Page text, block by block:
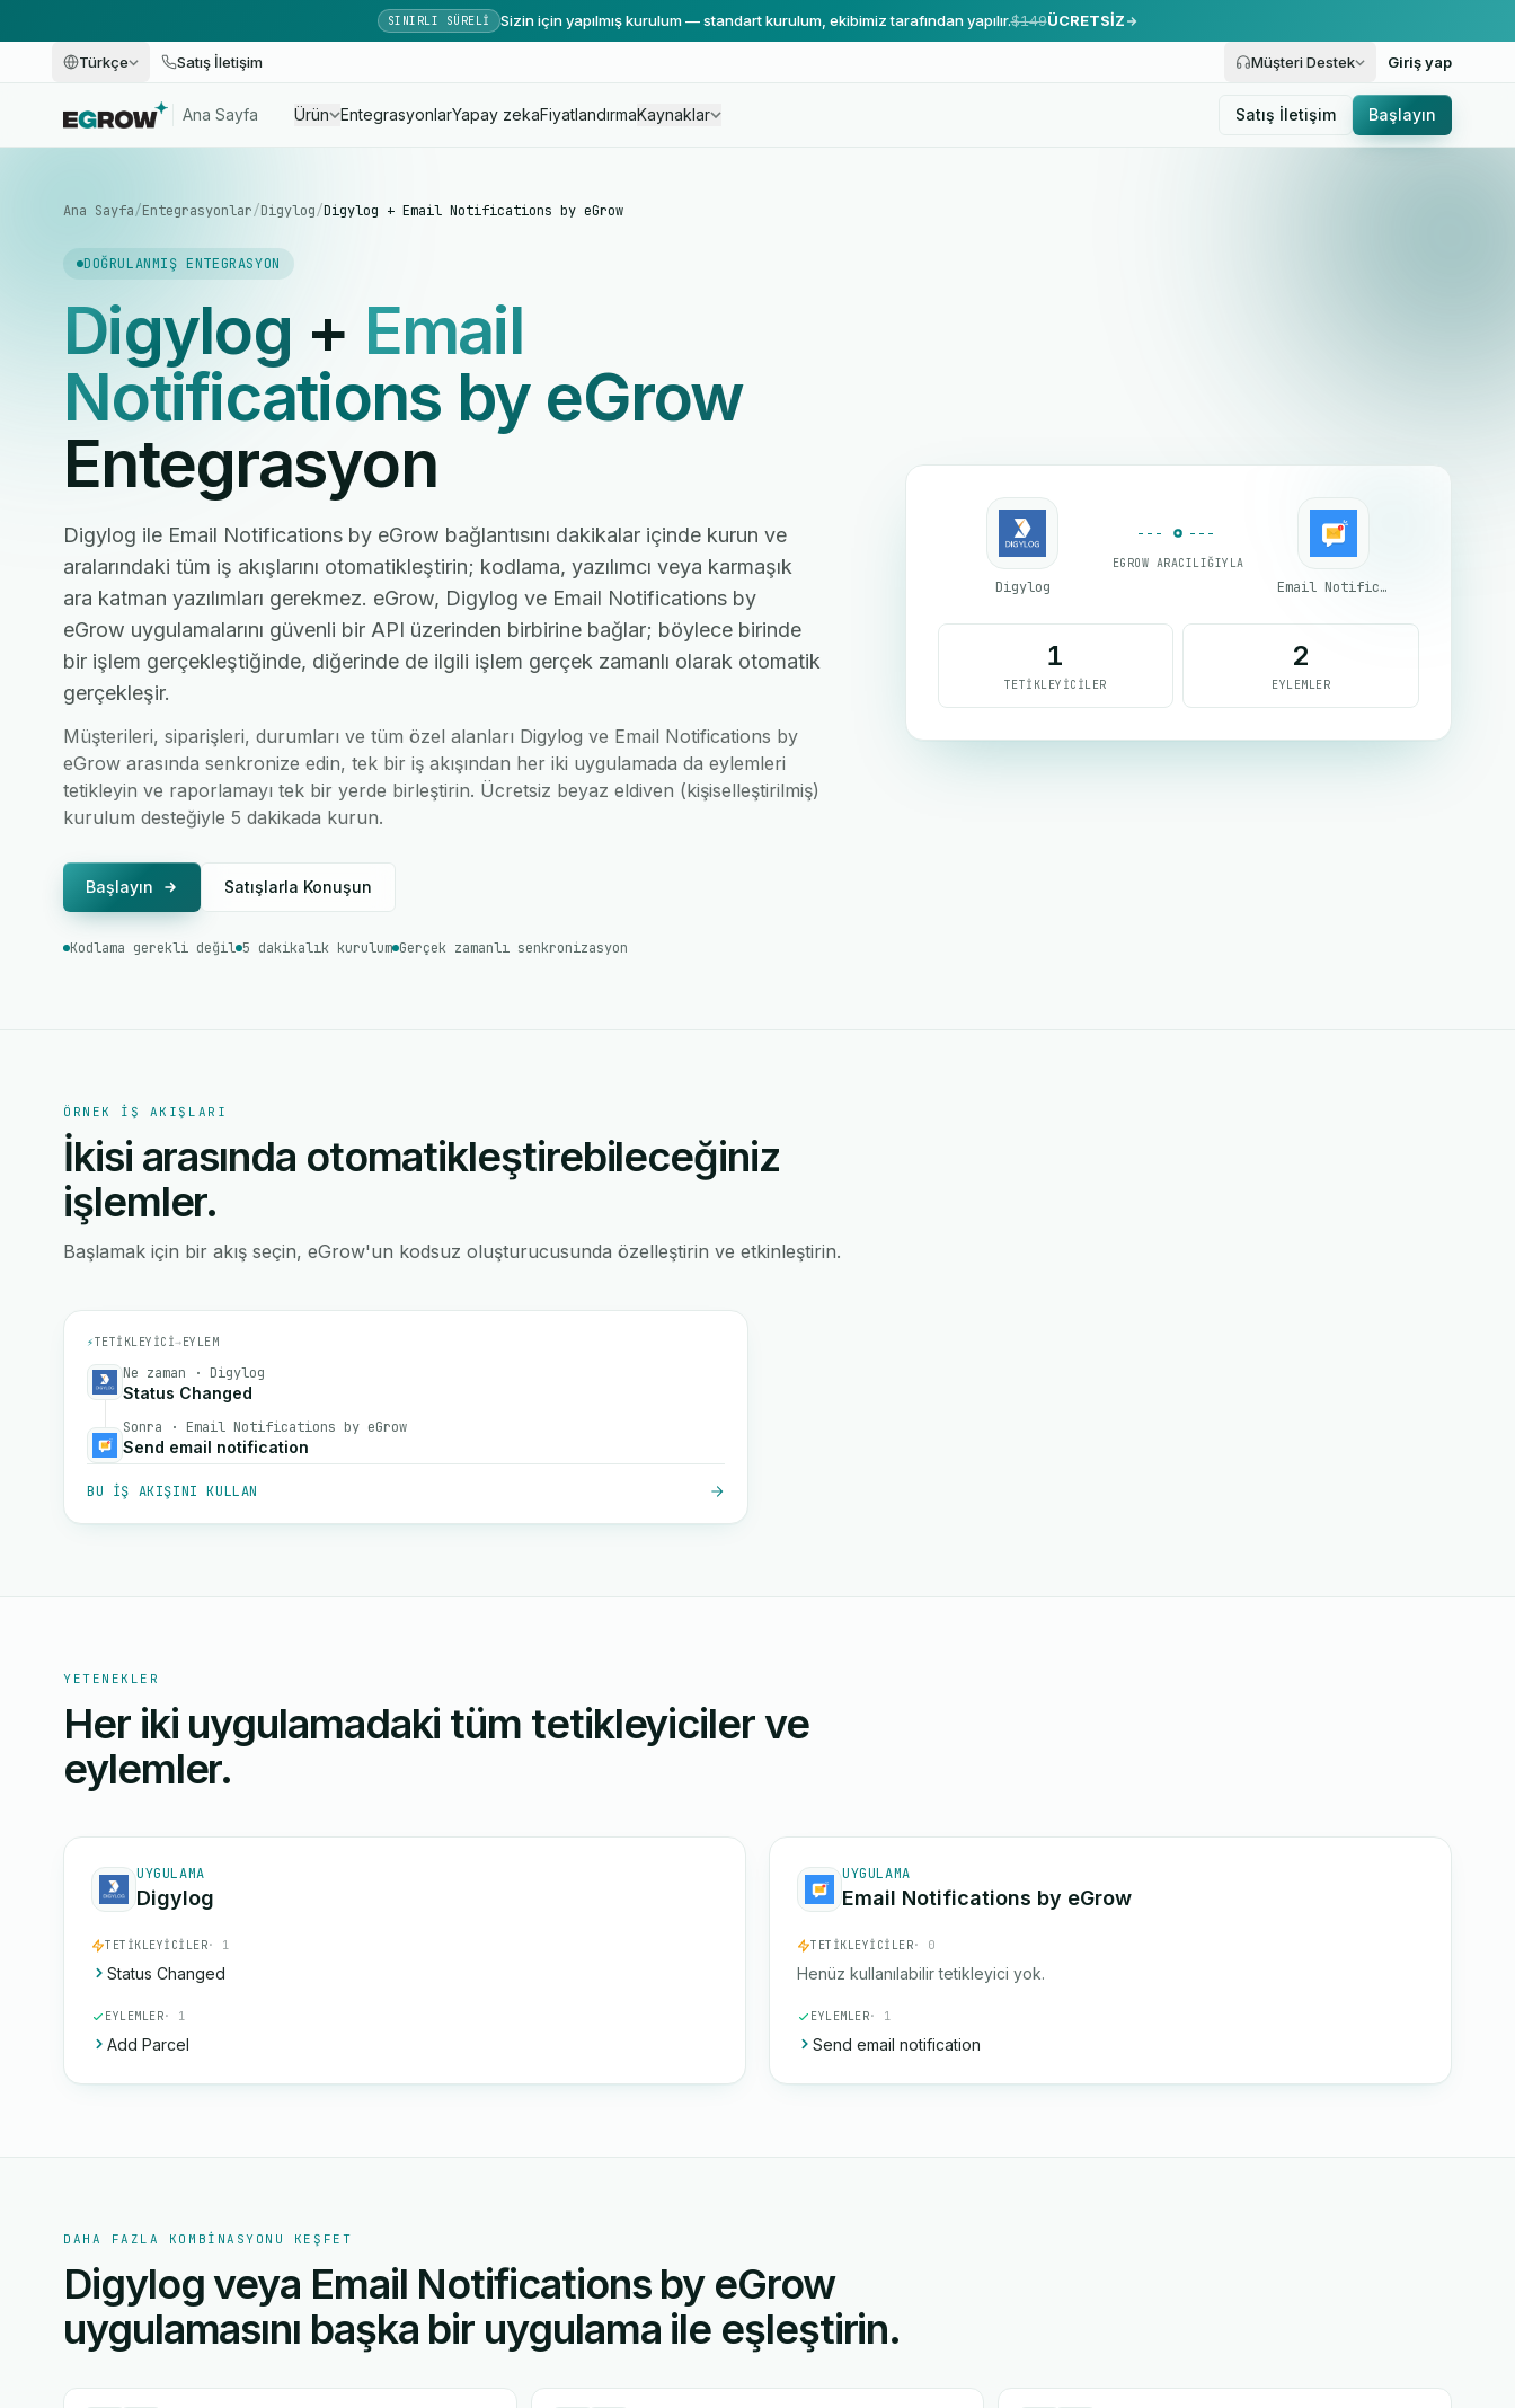
SINIRLI SÜRELI Sizin için yapılmış kurulum — standart kurulum, ekibimiz tarafından yapılır.$149ÜCRETSİZ
Türkçe Satış İletişim Müşteri Destek Giriş yap
Ana Sayfa Ürün EntegrasyonlarYapay zekaFiyatlandırmaKaynaklar Satış İletişim Başlayın
Ana Sayfa/Entegrasyonlar/Digylog/Digylog + Email Notifications by eGrow
DOĞRULANMIŞ ENTEGRASYON
Digylog + Email
Notifications by eGrow
Entegrasyon
Digylog ile Email Notifications by eGrow bağlantısını dakikalar içinde kurun ve
aralarındaki tüm iş akışlarını otomatikleştirin; kodlama, yazılımcı veya karmaşık
ara katman yazılımları gerekmez. eGrow, Digylog ve Email Notifications by
eGrow uygulamalarını güvenli bir API üzerinden birbirine bağlar; böylece birinde
bir işlem gerçekleştiğinde, diğerinde de ilgili işlem gerçek zamanlı olarak otomatik
gerçekleşir.
Müşterileri, siparişleri, durumları ve tüm özel alanları Digylog ve Email Notifications by
eGrow arasında senkronize edin, tek bir iş akışından her iki uygulamada da eylemleri
tetikleyin ve raporlamayı tek bir yerde birleştirin. Ücretsiz beyaz eldiven (kişiselleştirilmiş)
kurulum desteğiyle 5 dakikada kurun.
Başlayın Satışlarla Konuşun
Kodlama gerekli değil 5 dakikalık kurulum Gerçek zamanlı senkronizasyon
Digylog
EGROW ARACILIĞIYLA
Email Notifications by eGrow
1
TETIKLEYICILER
2
EYLEMLER
ÖRNEK IŞ AKIŞLARI
İkisi arasında otomatikleştirebileceğiniz
işlemler.
Başlamak için bir akış seçin, eGrow'un kodsuz oluşturucusunda özelleştirin ve etkinleştirin.
⚡TETIKLEYICI→EYLEM
Ne zaman · Digylog
Status Changed
Sonra · Email Notifications by eGrow
Send email notification
BU IŞ AKIŞINI KULLAN
YETENEKLER
Her iki uygulamadaki tüm tetikleyiciler ve
eylemler.
UYGULAMA
Digylog
TETIKLEYICILER· 1
Status Changed
EYLEMLER· 1
Add Parcel
UYGULAMA
Email Notifications by eGrow
TETIKLEYICILER· 0
Henüz kullanılabilir tetikleyici yok.
EYLEMLER· 1
Send email notification
DAHA FAZLA KOMBINASYONU KEŞFET
Digylog veya Email Notifications by eGrow
uygulamasını başka bir uygulama ile eşleştirin.